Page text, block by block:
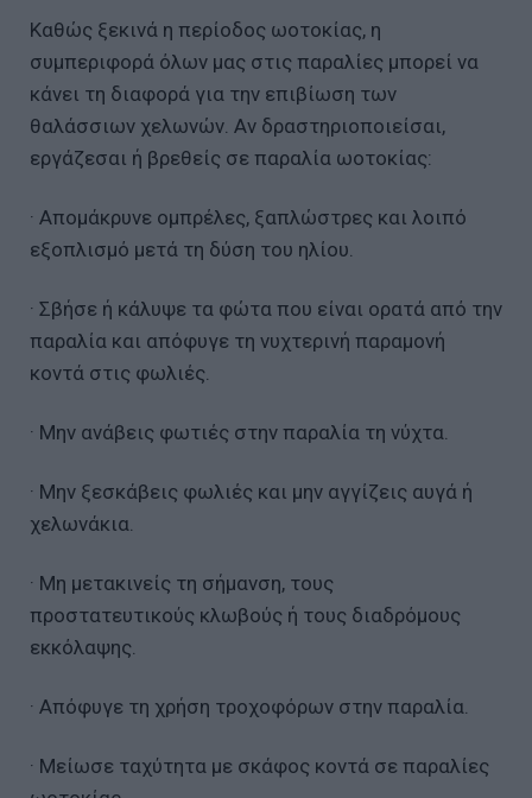
Καθώς ξεκινά η περίοδος ωοτοκίας, η
συμπεριφορά όλων μας στις παραλίες μπορεί να
κάνει τη διαφορά για την επιβίωση των
θαλάσσιων χελωνών. Αν δραστηριοποιείσαι,
εργάζεσαι ή βρεθείς σε παραλία ωοτοκίας:
· Απομάκρυνε ομπρέλες, ξαπλώστρες και λοιπό
εξοπλισμό μετά τη δύση του ηλίου.
· Σβήσε ή κάλυψε τα φώτα που είναι ορατά από την
παραλία και απόφυγε τη νυχτερινή παραμονή
κοντά στις φωλιές.
· Μην ανάβεις φωτιές στην παραλία τη νύχτα.
· Μην ξεσκάβεις φωλιές και μην αγγίζεις αυγά ή
χελωνάκια.
· Μη μετακινείς τη σήμανση, τους
προστατευτικούς κλωβούς ή τους διαδρόμους
εκκόλαψης.
· Απόφυγε τη χρήση τροχοφόρων στην παραλία.
· Μείωσε ταχύτητα με σκάφος κοντά σε παραλίες